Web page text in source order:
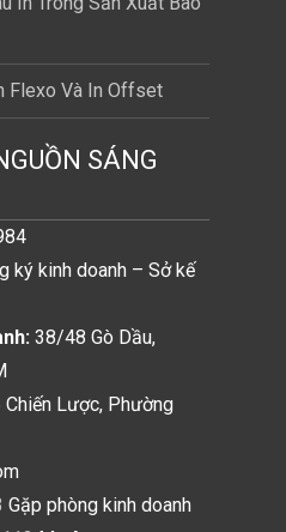
Flexo Và In Offset
SÁNG
ký kinh doanh – Sở kế
38/48 Gò Dầu,
Lược, Phường
Gặp phòng kinh doanh